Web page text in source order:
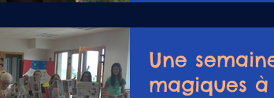
Une
magiques à